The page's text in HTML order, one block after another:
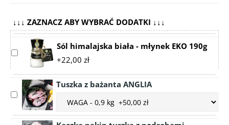
↓↓↓ ZAZNACZ ABY WYBRAĆ DODATKI ↓↓↓
Select
accessory
himalajska
biała
Sól himalajska biała - młynek EKO 190g
+22,00 zł
Select
accessory
Tuszka z bażanta ANGLIA
Choose
accessory